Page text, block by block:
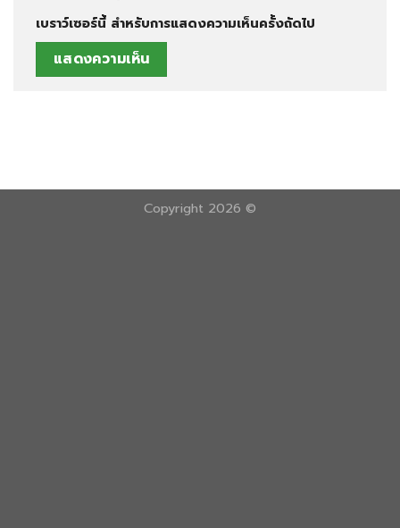
เบราว์เซอร์นี้ สำหรับการแสดงความเห็นครั้งถัดไป
Copyright 2026 ©